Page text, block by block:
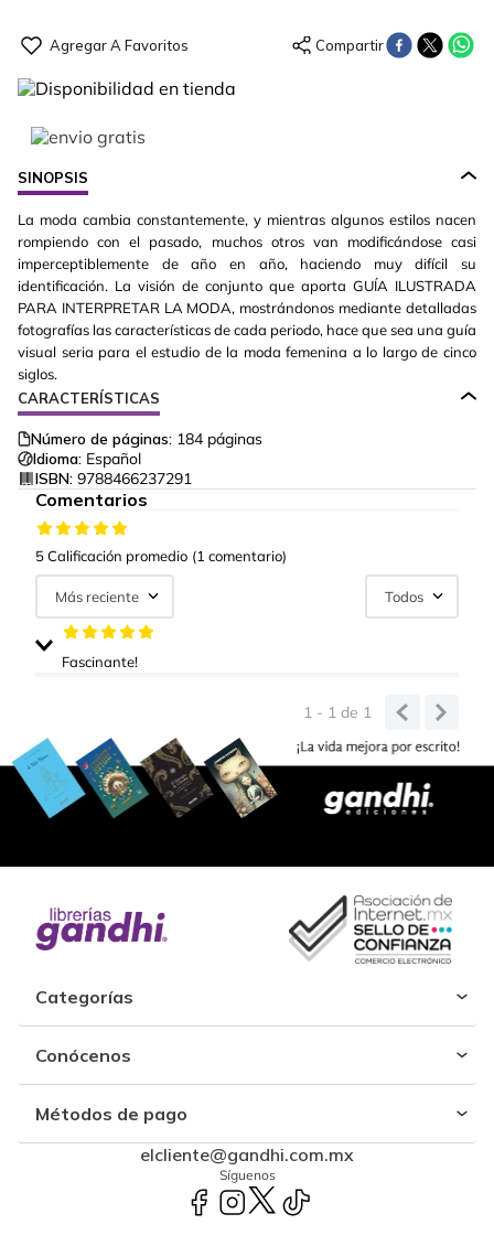
SINOPSIS
La moda cambia constantemente, y mientras algunos estilos nacen
rompiendo con el pasado, muchos otros van modificándose casi
imperceptiblemente de año en año, haciendo muy difícil su
identificación. La visión de conjunto que aporta GUÍA ILUSTRADA
PARA INTERPRETAR LA MODA, mostrándonos mediante detalladas
fotografías las características de cada periodo, hace que sea una guía
visual seria para el estudio de la moda femenina a lo largo de cinco
siglos.
CARACTERÍSTICAS
Número de páginas: 184 páginas
Idioma: Español
ISBN: 9788466237291
Comentarios
5 Calificación promedio (1 comentario)
Más reciente Todos
Fascinante!
Me gustó mucho el contenido, pensé que me iba a
llegar un separador, pero no, las imágenes de muy
buena calidad, cronológico y datos interesantes de
las prendas de época, buena compra
1 - 1de 1
Categorías
Conócenos
Métodos de pago
elcliente@gandhi.com.mx
Síguenos